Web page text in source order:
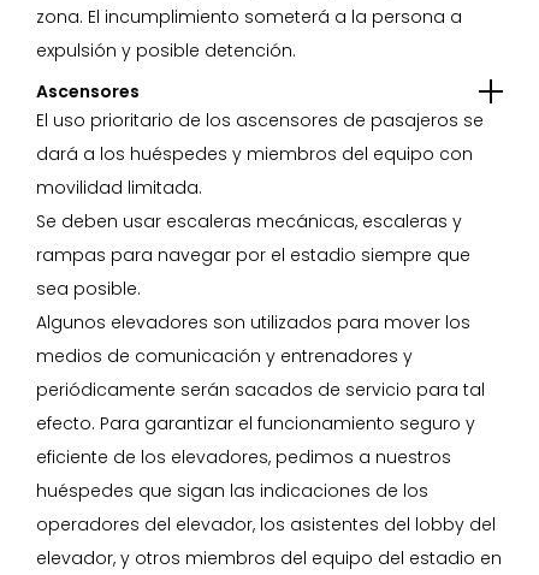
zona. El incumplimiento someterá a la persona a
expulsión y posible detención.
Ascensores
El uso prioritario de los ascensores de pasajeros se
dará a los huéspedes y miembros del equipo con
movilidad limitada.
Se deben usar escaleras mecánicas, escaleras y
rampas para navegar por el estadio siempre que
sea posible.
Algunos elevadores son utilizados para mover los
medios de comunicación y entrenadores y
periódicamente serán sacados de servicio para tal
efecto. Para garantizar el funcionamiento seguro y
eficiente de los elevadores, pedimos a nuestros
huéspedes que sigan las indicaciones de los
operadores del elevador, los asistentes del lobby del
elevador, y otros miembros del equipo del estadio en